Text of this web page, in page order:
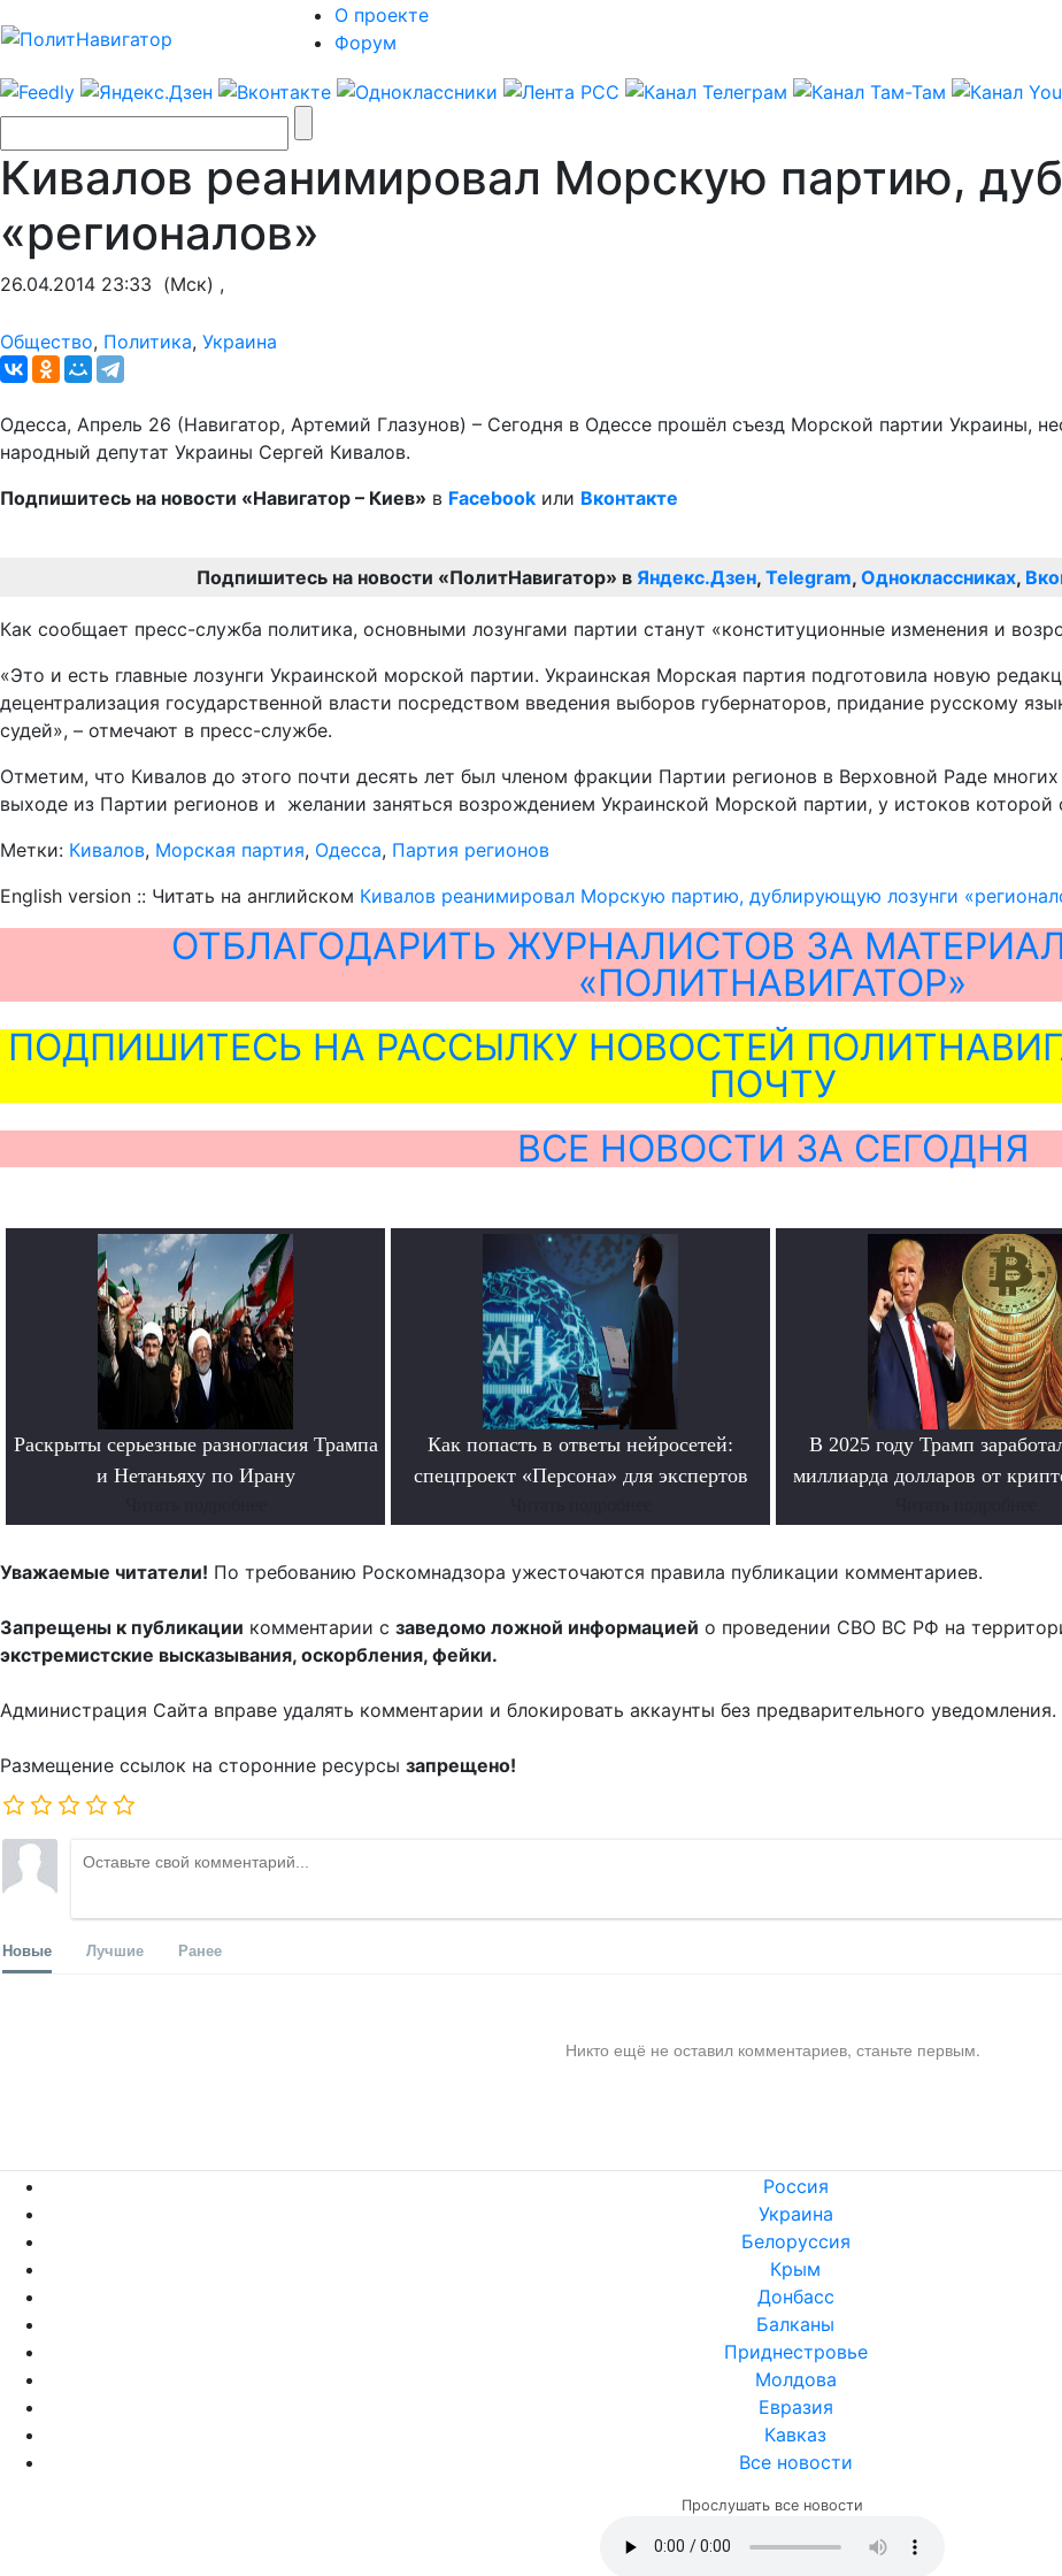
О проекте
Форум
Кивалов реанимировал Морскую партию,
«регионалов»
26.04.2014 23:33 (Мск) ,
Общество, Политика, Украина
Одесса, Апрель 26 (Навигатор, Артемий Глазунов) – Сегодня в Одессе прошёл съезд Морской партии Украины,
народный депутат Украины Сергей Кивалов.
Подпишитесь на новости «Навигатор – Киев» в Facebook или Вконтакте
Подпишитесь на новости «ПолитНавигатор» в Яндекс.Дзен, Telegram, Одноклассниках,
Как сообщает пресс-служба политика, основными лозунгами партии станут «конституционные изменения и
«Это и есть главные лозунги Украинской морской партии. Украинская Морская партия подготовила новую
децентрализация государственной власти посредством введения выборов губернаторов, придание русскому
судей», – отмечают в пресс-службе.
Отметим, что Кивалов до этого почти десять лет был членом фракции Партии регионов в Верховной Раде
выходе из Партии регионов и желании заняться возрождением Украинской Морской партии, у истоков которой
Метки: Кивалов, Морская партия, Одесса, Партия регионов
English version :: Читать на английском Кивалов реанимировал Морскую партию, дублирующую лозунги
ОТБЛАГОДАРИТЬ ЖУРНАЛИСТОВ ЗА
«ПОЛИТНАВИГАТОР»
ПОДПИШИТЕСЬ НА РАССЫЛКУ НОВОСТЕЙ
ПОЧТУ
ВСЕ НОВОСТИ ЗА СЕГОДНЯ
Раскрыты серьезные разногласия Трампа
и Нетаньяху по Ирану
Как попасть в ответы нейросетей:
спецпроект «Персона» для экспертов
В 2025 году Трамп
миллиарда долларов от
Уважаемые читатели! По требованию Роскомнадзора ужесточаются правила публикации комментариев.
Запрещены к публикации комментарии с заведомо ложной информацией о проведении СВО ВС РФ на
экстремистские высказывания, оскорбления, фейки.
Администрация Сайта вправе удалять комментарии и блокировать аккаунты без предварительного уведомления.
Размещение ссылок на сторонние ресурсы запрещено!
Новые Лучшие Ранее
Никто ещё не оставил комментариев, станьте первым.
Россия
Украина
Белоруссия
Крым
Донбасс
Балканы
Приднестровье
Молдова
Евразия
Кавказ
Все новости
Прослушать все новости